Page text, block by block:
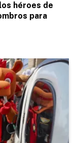
héroes de
para